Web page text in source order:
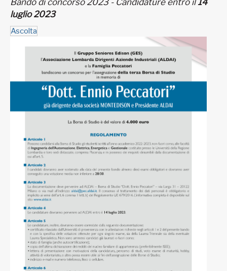
Bando di concorso 2023 - Candidature entro il14
luglio 2023
Ascolta